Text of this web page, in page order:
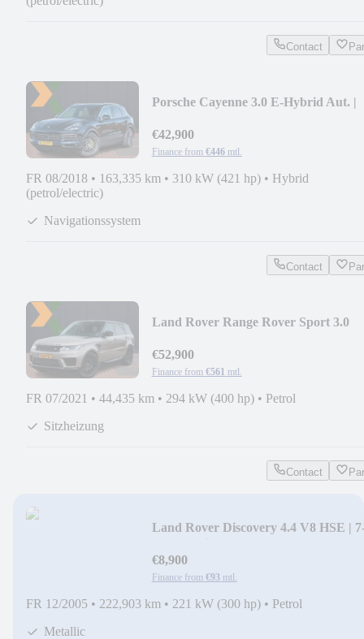
Contact
Porsche Cayenne 3.0 E-Hybrid Aut. |
€42,900
Finance from €446 mtl.
FR 08/2018 • 163,335 km • 310 kW (421 hp) • Hybrid
(petrol/electric)
Navigationssystem
Contact
Land Rover Range Rover Sport 3.0
€52,900
Finance from €561 mtl.
FR 07/2021 • 44,435 km • 294 kW (400 hp) • Petrol
Sitzheizung
Contact
Land Rover Discovery 4.4 V8 HSE |
€8,900
Finance from €93 mtl.
FR 12/2005 • 222,903 km • 221 kW (300 hp) • Petrol
Metallic